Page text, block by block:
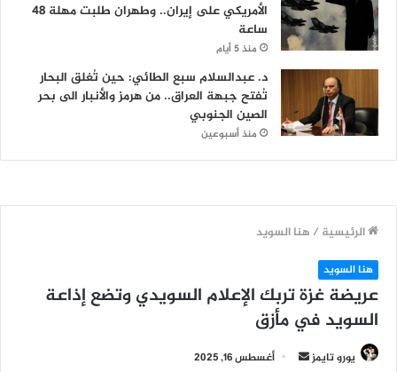
الأمريكي على إيران.. وطهران طلبت مهلة 48
ساعة
منذ 5 أيام
د. عبدالسلام سبع الطائي: حين تُغلق البحار
تُفتح جبهة العراق.. من هرمز والأنبار الى بحر
الصين الجنوبي
منذ أسبوعين